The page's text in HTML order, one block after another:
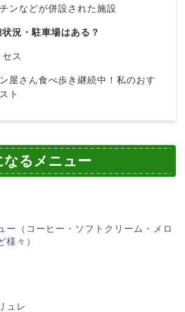
ンなどが併設された施設
況・駐車場はある？
ス
屋さん食べ歩き継続中！私のおす
ト
るメニュー
ー（コーヒー・ソフトクリーム・メロ
様々）
ュレ